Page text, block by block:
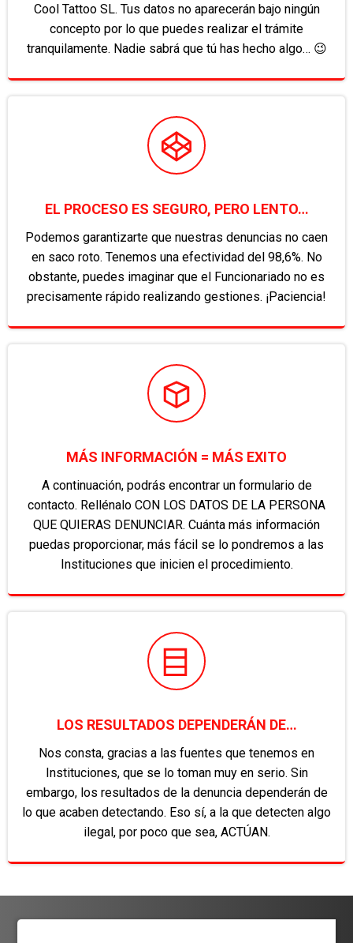
Cool Tattoo SL. Tus datos no aparecerán bajo ningún
concepto por lo que puedes realizar el trámite
tranquilamente. Nadie sabrá que tú has hecho algo… 😉
EL PROCESO ES SEGURO, PERO LENTO…
Podemos garantizarte que nuestras denuncias no caen
en saco roto. Tenemos una efectividad del 98,6%. No
obstante, puedes imaginar que el Funcionariado no es
precisamente rápido realizando gestiones. ¡Paciencia!
MÁS INFORMACIÓN = MÁS EXITO
A continuación, podrás encontrar un formulario de
contacto. Rellénalo CON LOS DATOS DE LA PERSONA
QUE QUIERAS DENUNCIAR. Cuánta más información
puedas proporcionar, más fácil se lo pondremos a las
Instituciones que inicien el procedimiento.
LOS RESULTADOS DEPENDERÁN DE…
Nos consta, gracias a las fuentes que tenemos en
Instituciones, que se lo toman muy en serio. Sin
embargo, los resultados de la denuncia dependerán de
lo que acaben detectando. Eso sí, a la que detecten algo
ilegal, por poco que sea, ACTÚAN.